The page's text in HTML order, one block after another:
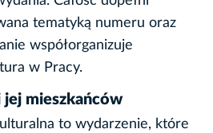
tematyką numeru oraz
współorganizuje
w Pracy.
mieszkańców
to wydarzenie, które